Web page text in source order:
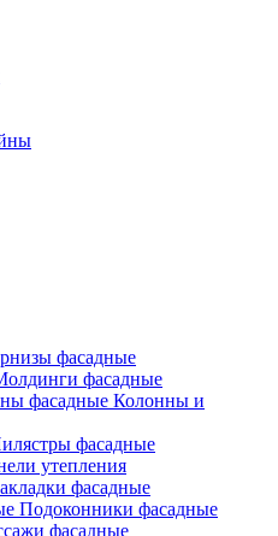
фасадные
фасадные
Колонны и
фасадные
утепления
фасадные
Подоконники фасадные
фасадные